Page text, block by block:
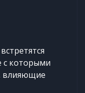
с которыми
влияющие